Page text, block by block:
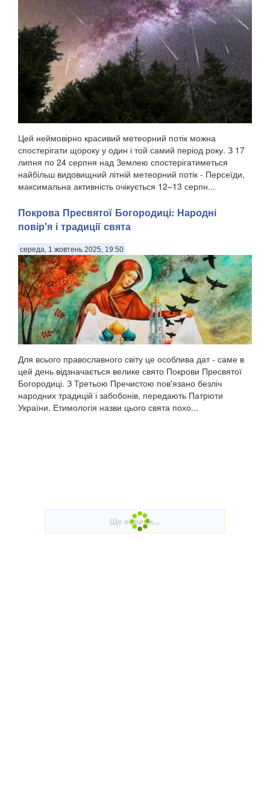
Цей неймовірно красивий метеорний потік можна
спостерігати щороку у один і той самий період року. З 17
липня по 24 серпня над Землею спостерігатиметься
найбільш видовищний літній метеорний потік - Персеїди,
максимальна активність очікується 12–13 серпн...
Покрова Пресвятої Богородиці: Народні
повір'я і традиції свята
середа, 1 жовтень 2025, 19:50
Для всього православного світу це особлива дат - саме в
цей день відзначається велике свято Покрови Пресвятої
Богородиці. З Третьою Пречистою пов'язано безліч
народних традицій і забобонів, передають Патріоти
України. Етимологія назви цього свята похо...